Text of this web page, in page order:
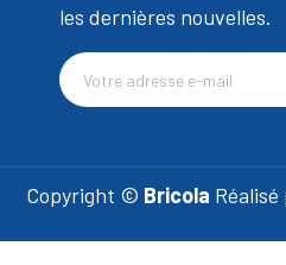
les dernières nouvelles.
Copyright © Bricola Réalisé